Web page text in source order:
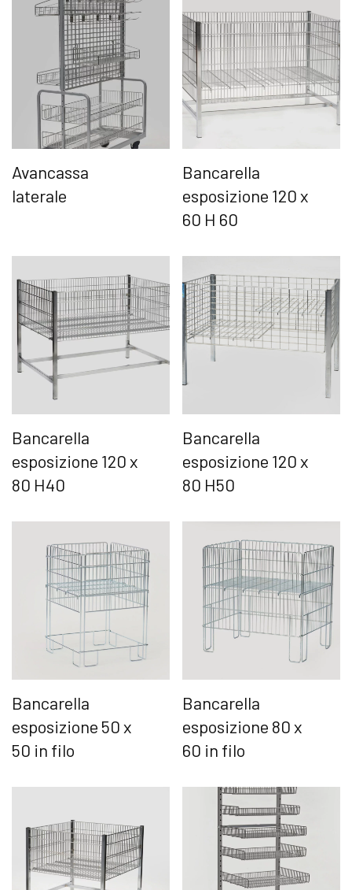
Avancassa
laterale
Bancarella
esposizione 120 x
60 H 60
Bancarella
esposizione 120 x
80 H40
Bancarella
esposizione 120 x
80 H50
Bancarella
esposizione 50 x
50 in filo
Bancarella
esposizione 80 x
60 in filo